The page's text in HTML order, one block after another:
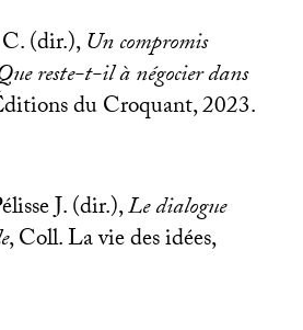
(dir.),Un compromis
reste-t-il à négocier dans
du Croquant, 2023.
J. (dir.),Le dialogue
, Coll. La vie des idées,